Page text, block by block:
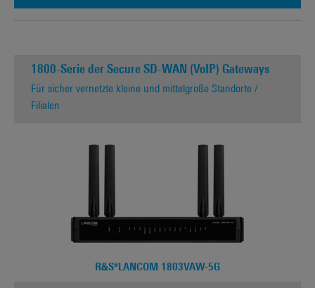
1800-Serie der Secure SD-WAN (VoIP) Gateways
Für sicher vernetzte kleine und mittelgroße Standorte /
Filialen
R&S®LANCOM 1803VAW-5G